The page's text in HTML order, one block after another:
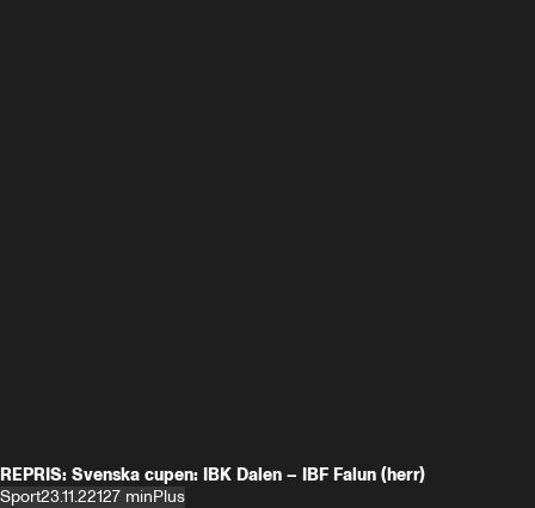
REPRIS: Svenska cupen: IBK Dalen – IBF Falun (herr)
Sport23.11.22127 minPlus